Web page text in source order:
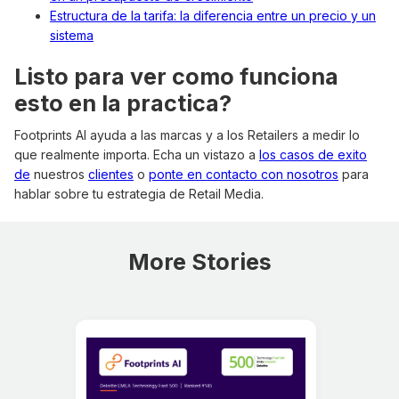
Estructura de la tarifa: la diferencia entre un precio y un
sistema
Listo para ver como funciona
esto en la practica?
Footprints AI ayuda a las marcas y a los Retailers a medir lo
que realmente importa. Echa un vistazo a los casos de exito
de nuestros clientes o ponte en contacto con nosotros para
hablar sobre tu estrategia de Retail Media.
More Stories